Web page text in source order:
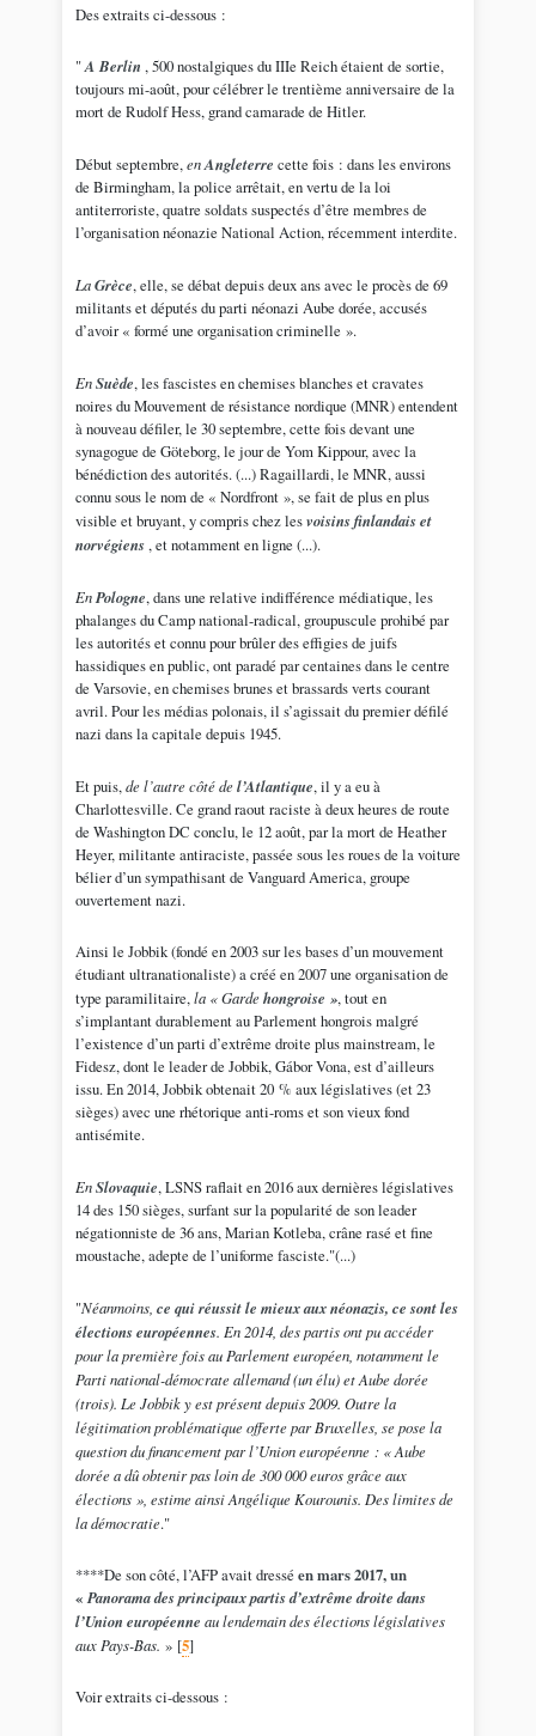
Des extraits ci-dessous :
"A Berlin , 500 nostalgiques du IIIe Reich étaient de sortie,
toujours mi-août, pour célébrer le trentième anniversaire de la
mort de Rudolf Hess, grand camarade de Hitler.
Début septembre,enAngleterre cette fois : dans les environs
de Birmingham, la police arrêtait, en vertu de la loi
antiterroriste, quatre soldats suspectés d’être membres de
l’organisation néonazie National Action, récemment interdite.
LaGrèce, elle, se débat depuis deux ans avec le procès de 69
militants et députés du parti néonazi Aube dorée, accusés
d’avoir « formé une organisation criminelle ».
EnSuède, les fascistes en chemises blanches et cravates
noires du Mouvement de résistance nordique (MNR) entendent
à nouveau défiler, le 30 septembre, cette fois devant une
synagogue de Göteborg, le jour de Yom Kippour, avec la
bénédiction des autorités. (...) Ragaillardi, le MNR, aussi
connu sous le nom de « Nordfront », se fait de plus en plus
visible et bruyant, y compris chez lesvoisins finlandais et
norvégiens, et notamment en ligne (...).
EnPologne, dans une relative indifférence médiatique, les
phalanges du Camp national-radical, groupuscule prohibé par
les autorités et connu pour brûler des effigies de juifs
hassidiques en public, ont paradé par centaines dans le centre
de Varsovie, en chemises brunes et brassards verts courant
avril. Pour les médias polonais, il s’agissait du premier défilé
nazi dans la capitale depuis 1945.
Et puis,de l’autre côté del’Atlantique, il y a eu à
Charlottesville. Ce grand raout raciste à deux heures de route
de Washington DC conclu, le 12 août, par la mort de Heather
Heyer, militante antiraciste, passée sous les roues de la voiture
bélier d’un sympathisant de Vanguard America, groupe
ouvertement nazi.
Ainsi le Jobbik (fondé en 2003 sur les bases d’un mouvement
étudiant ultranationaliste) a créé en 2007 une organisation de
type paramilitaire,la « Gardehongroise », tout en
s’implantant durablement au Parlement hongrois malgré
l’existence d’un parti d’extrême droite plus mainstream, le
Fidesz, dont le leader de Jobbik, Gábor Vona, est d’ailleurs
issu. En 2014, Jobbik obtenait 20 % aux législatives (et 23
sièges) avec une rhétorique anti-roms et son vieux fond
antisémite.
EnSlovaquie, LSNS raflait en 2016 aux dernières législatives
14 des 150 sièges, surfant sur la popularité de son leader
négationniste de 36 ans, Marian Kotleba, crâne rasé et fine
moustache, adepte de l’uniforme fasciste."(...)
"Néanmoins, ce qui réussit le mieux aux néonazis, ce sont les
élections européennes. En 2014, des partis ont pu accéder
pour la première fois au Parlement européen, notamment le
Parti national-démocrate allemand (un élu) et Aube dorée
(trois). Le Jobbik y est présent depuis 2009. Outre la
légitimation problématique offerte par Bruxelles, se pose la
question du financement par l’Union européenne : «Aube
dorée a dû obtenir pas loin de 300 000 euros grâce aux
élections», estime ainsi Angélique Kourounis. Des limites de
la démocratie."
****De son côté, l’AFP avait dressé en mars 2017, un
«Panorama des principaux partis d’extrême droite dans
l’Union européenne au lendemain des élections législatives
aux Pays-Bas. »[5]
Voir extraits ci-dessous :